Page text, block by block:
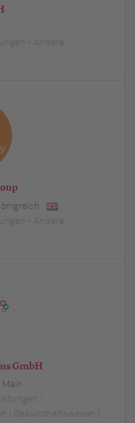
- Andere
- Andere
GmbH
|
| Gesundheitswesen |